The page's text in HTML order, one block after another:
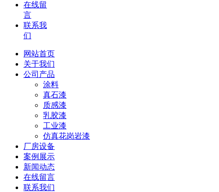
在线留
言
联系我
们
网站首页
关于我们
公司产品
涂料
真石漆
质感漆
乳胶漆
工业漆
仿真花岗岩漆
厂房设备
案例展示
新闻动态
在线留言
联系我们